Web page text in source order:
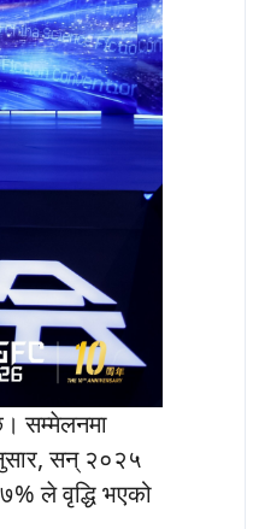
सम्मेलनमा
सन् २०२५
ले वृद्धि भएको